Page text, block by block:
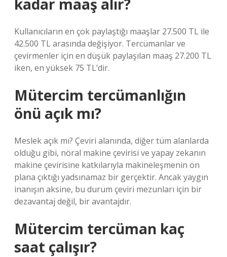
kadar maaş alır?
Kullanıcıların en çok paylaştığı maaşlar 27.500 TL ile
42.500 TL arasında değişiyor. Tercümanlar ve
çevirmenler için en düşük paylaşılan maaş 27.200 TL
iken, en yüksek 75 TL’dir.
Mütercim tercümanlığın
önü açık mı?
Meslek açık mı? Çeviri alanında, diğer tüm alanlarda
olduğu gibi, nöral makine çevirisi ve yapay zekanın
makine çevirisine katkılarıyla makineleşmenin ön
plana çıktığı yadsınamaz bir gerçektir. Ancak yaygın
inanışın aksine, bu durum çeviri mezunları için bir
dezavantaj değil, bir avantajdır.
Mütercim tercüman kaç
saat çalışır?